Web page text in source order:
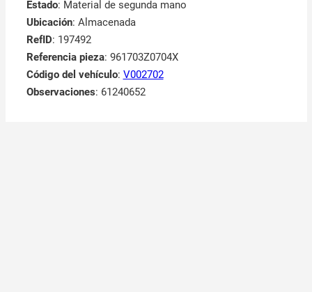
Estado: Material de segunda mano
Ubicación: Almacenada
RefID: 197492
Referencia pieza: 961703Z0704X
Código del vehículo: V002702
Observaciones: 61240652